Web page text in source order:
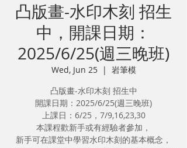
凸版畫-水印木刻 招生
中，開課日期：
2025/6/25(週三晚班)
Wed, Jun 25
  |
岩筆模
凸版畫-水印木刻 招生中
開課日期：2025/6/25(週三晚班)
上課日：6/25，7/9,16,23,30
本課程歡新手或有經驗者參加，
新手可在課堂中學習水印木刻的基本概念，